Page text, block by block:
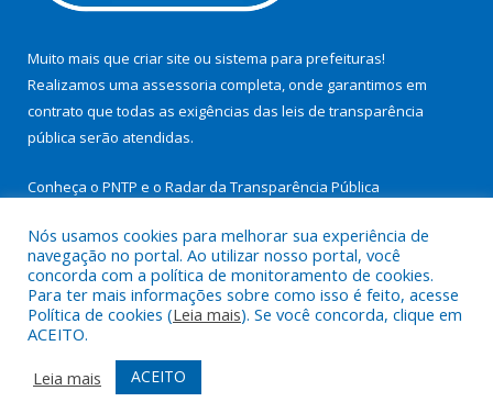
Muito mais que criar site ou sistema para prefeituras!
Realizamos uma assessoria completa, onde garantimos em
contrato que todas as exigências das leis de transparência
pública serão atendidas.
Conheça o PNTP e o Radar da Transparência Pública
Todos os direitos reservados a Prefeitura Municipal de São
Miguel do Guamá.
Mapa do Site
Acessar Área Administrativa
Acessar Webmail
Nós usamos cookies para melhorar sua experiência de
navegação no portal. Ao utilizar nosso portal, você
concorda com a política de monitoramento de cookies.
Para ter mais informações sobre como isso é feito, acesse
Política de cookies (Leia mais). Se você concorda, clique em
ACEITO.
Leia mais
ACEITO